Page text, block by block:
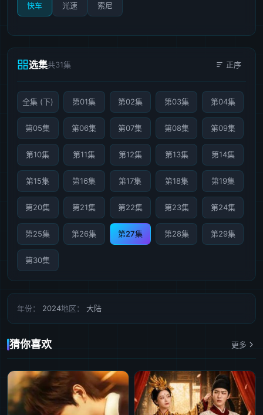
快车 光速 索尼
选集共31集 正序
全集 (下) 第01集 第02集 第03集 第04集
第05集 第06集 第07集 第08集 第09集
第10集 第11集 第12集 第13集 第14集
第15集 第16集 第17集 第18集 第19集
第20集 第21集 第22集 第23集 第24集
第25集 第26集 第27集 第28集 第29集
第30集
年份： 2024地区： 大陆
猜你喜欢 更多